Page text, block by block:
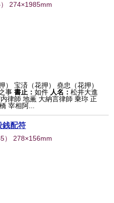
） 274×1985mm
） 宝済（花押） 堯忠（花押）
事 書止：如件 人名：松井大進
律師 地薫 大納言律師 乗珎 正
宰相阿...
銭配符
） 278×156mm